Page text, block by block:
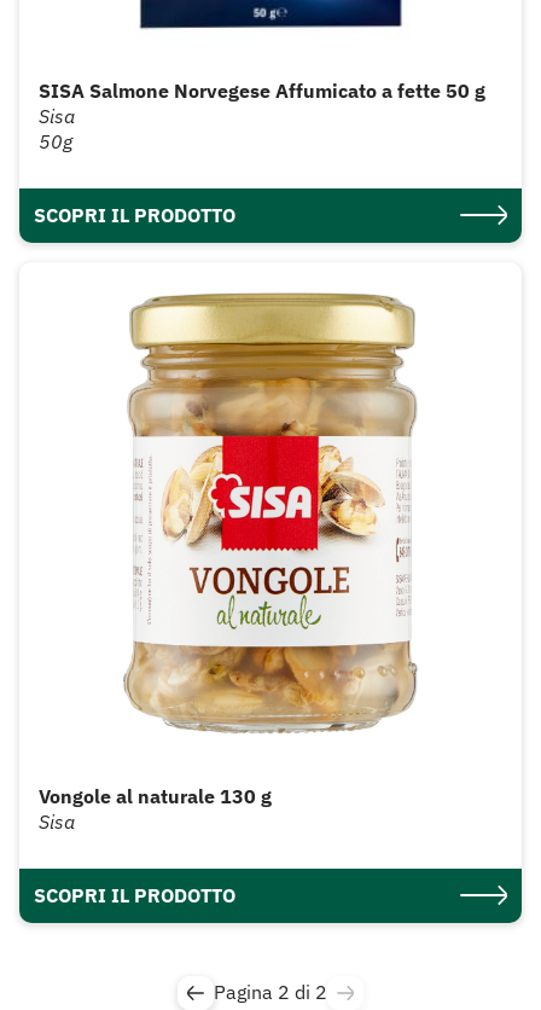
SISA Salmone Norvegese Affumicato a fette 50 g
Sisa
50g
SCOPRI IL PRODOTTO
Vongole al naturale 130 g
Sisa
SCOPRI IL PRODOTTO
Pagina 2 di 2